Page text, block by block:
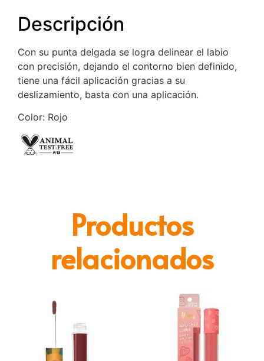
Descripción
Con su punta delgada se logra delinear el labio
con precisión, dejando el contorno bien definido,
tiene una fácil aplicación gracias a su
deslizamiento, basta con una aplicación.
Color: Rojo
Productos
relacionados